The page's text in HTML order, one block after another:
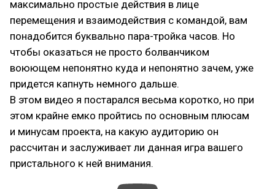
максимально простые действия в лице
перемещения и взаимодействия с командой, вам
понадобится буквально пара-тройка часов. Но
чтобы оказаться не просто болванчиком
воюющем непонятно куда и непонятно зачем, уже
придется капнуть немного дальше.
В этом видео я постарался весьма коротко, но при
этом крайне емко пройтись по основным плюсам
и минусам проекта, на какую аудиторию он
рассчитан и заслуживает ли данная игра вашего
пристального к ней внимания.